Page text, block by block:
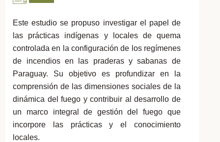
Este estudio se propuso investigar el papel de
las prácticas indígenas y locales de quema
controlada en la configuración de los regímenes
de incendios en las praderas y sabanas de
Paraguay. Su objetivo es profundizar en la
comprensión de las dimensiones sociales de la
dinámica del fuego y contribuir al desarrollo de
un marco integral de gestión del fuego que
incorpore las prácticas y el conocimiento
locales.